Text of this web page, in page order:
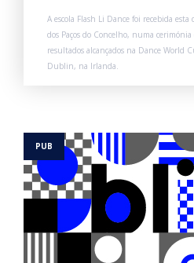
A escola Flash Li Dance foi recebida
dos Paços do Concelho, numa
resultados alcançados na Dance World
Dublin, na Irlanda.